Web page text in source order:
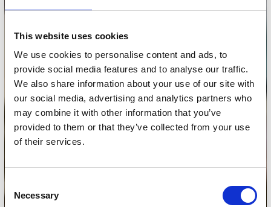
This website uses cookies
We use cookies to personalise content and ads, to
provide social media features and to analyse our traffic.
We also share information about your use of our site with
our social media, advertising and analytics partners who
may combine it with other information that you’ve
provided to them or that they’ve collected from your use
of their services.
Consent
Selection
Necessary